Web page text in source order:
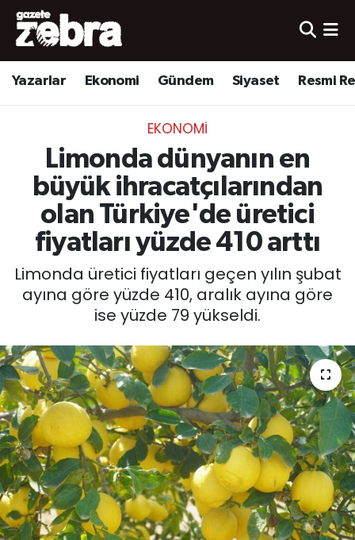
Yazarlar Ekonomi Gündem Siyaset Resmi
EKONOMI
Limonda dünyanın en
büyük ihracatçılarından
olan Türkiye'de üretici
fiyatları yüzde 410 arttı
Limonda üretici fiyatları geçen yılın şubat
ayına göre yüzde 410, aralık ayına göre
ise yüzde 79 yükseldi.
Yazarlar
Ekonomi
Yerel
Spor
Nöbetçi Eczaneler
Hava Durumu
Süper Lig Puan Durumu ve Fikstür
Tüm Manşetler
Son Dakika Haberleri
Haber Arşivi